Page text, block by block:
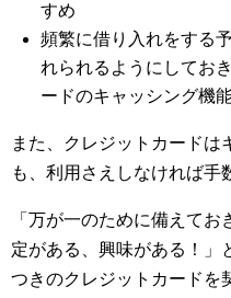
すめ
頻繁に借り入れをする
れられるようにしてお
ードのキャッシング機
また、クレジットカードは
も、利用さえしなければ手
「万が一のために備えて
定がある、興味がある！」
つきのクレジットカードを